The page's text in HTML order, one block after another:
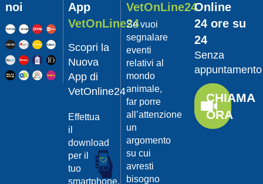
Dott.
Felici
Manuel
Guarda
il video
da
Dott.
Felici
noi
App
VetOnLine24
Scopri la
Nuova
App di
VetOnline24
Effettua
il
download
per il
tuo
smartphone.
VetOnLine24
Se vuoi
segnalare
eventi
relativi al
mondo
animale,
far porre
all’attenzione
un
argomento
su cui
avresti
bisogno
Online
24 ore su
24
Senza
appuntamento
CHIAMA
ORA